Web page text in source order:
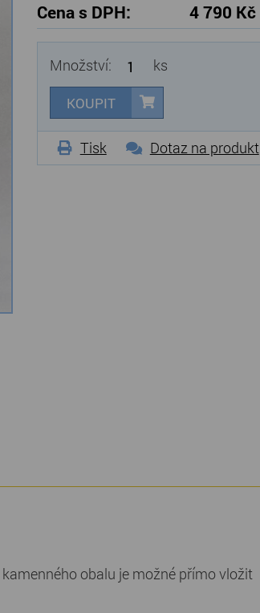
Cena s DPH: 4 790 Kč
Množství: ks
KOUPIT
Tisk Dotaz na produkt
obalu je možné přímo vložit